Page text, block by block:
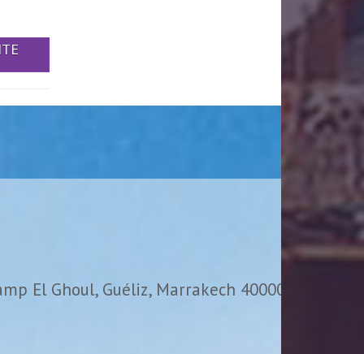
El Ghoul, Guéliz, Marrakech 40000,